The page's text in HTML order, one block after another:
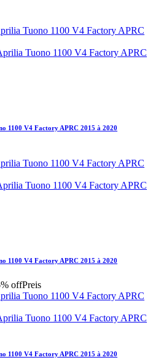
1100 V4 Factory APRC 2015 à 2020
1100 V4 Factory APRC 2015 à 2020
offPreis
1100 V4 Factory APRC 2015 à 2020